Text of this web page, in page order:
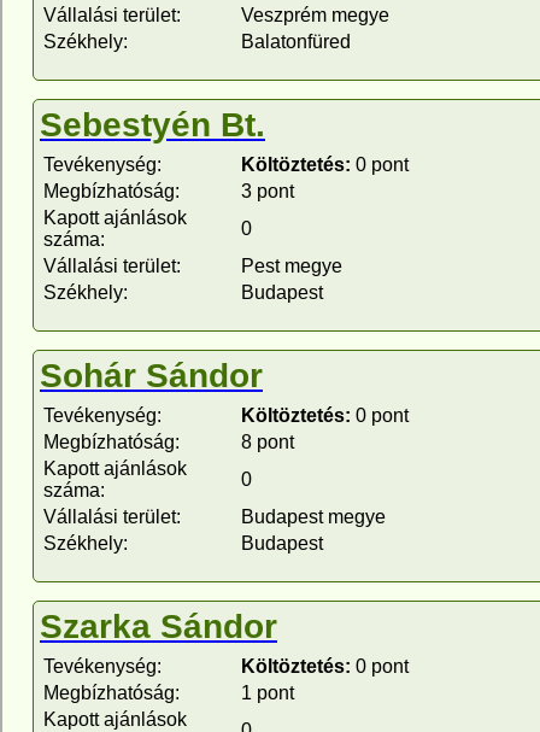
Vállalási terület:
Veszprém megye
Székhely:
Balatonfüred
Sebestyén Bt.
Tevékenység: Költöztetés: 0 pont
Megbízhatóság:
3 pont
Kapott ajánlások
száma:
0
Vállalási terület:
Pest megye
Székhely:
Budapest
Sohár Sándor
Tevékenység: Költöztetés: 0 pont
Megbízhatóság:
8 pont
Kapott ajánlások
száma:
0
Vállalási terület:
Budapest megye
Székhely:
Budapest
Szarka Sándor
Tevékenység: Költöztetés: 0 pont
Megbízhatóság:
1 pont
Kapott ajánlások